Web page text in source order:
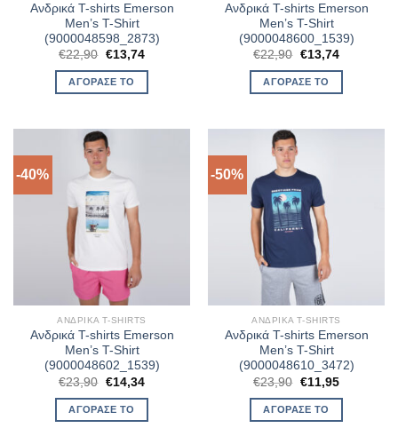
Ανδρικά T-shirts Emerson
Men’s T-Shirt
(9000048598_2873)
€22,90 Original
was:
€22,90.
€13,74Η
ΑΓΌΡΑΣΈ ΤΟ
Ανδρικά T-shirts Emerson
Men’s T-Shirt
(9000048600_1539)
€22,90 Original
was:
€22,90.
€13,74Η
ΑΓΌΡΑΣΈ ΤΟ
-40%
ΑΝΔΡΙΚΆ T-SHIRTS
Ανδρικά T-shirts Emerson
Men’s T-Shirt
(9000048602_1539)
€23,90 Original
was:
€23,90.
€14,34Η
ΑΓΌΡΑΣΈ ΤΟ
-50%
ΑΝΔΡΙΚΆ T-SHIRTS
Ανδρικά T-shirts Emerson
Men’s T-Shirt
(9000048610_3472)
€23,90 Original
was:
€23,90.
€11,95Η
ΑΓΌΡΑΣΈ ΤΟ